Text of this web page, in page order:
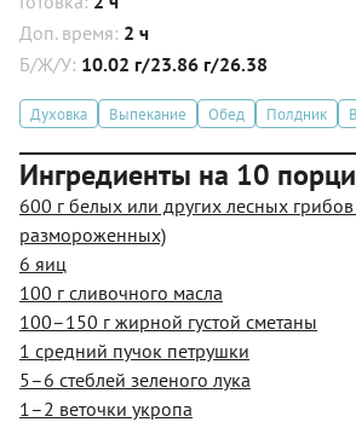
Доп. время: 2 ч
Б/Ж/У: 10.02 г/23.86 г/26.38
Духовка Выпекание Обед Полдник
Ингредиенты на 10
600 г белых или других лесных
размороженных)
6 яиц
100 г сливочного масла
100–150 г жирной густой сметаны
1 средний пучок петрушки
5–6 стеблей зеленого лука
1–2 веточки укропа